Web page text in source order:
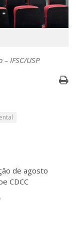
IFSC/USP
de agosto
CDCC